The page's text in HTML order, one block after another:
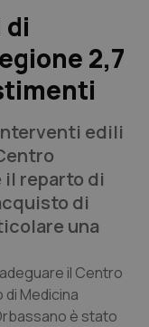
di
2,7
edili
reparto di
di
una
il Centro
Medicina
è stato